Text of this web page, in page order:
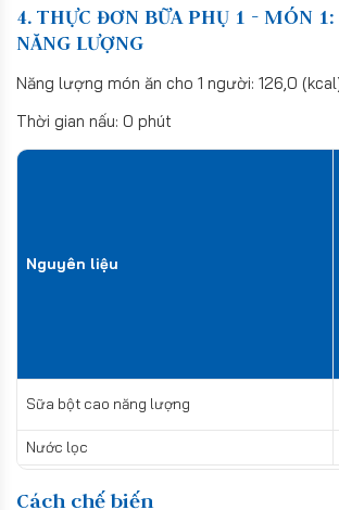
4. THỰC ĐƠN BỮA PHỤ 1 - MÓN 1:
NĂNG LƯỢNG
Năng lượng món ăn cho 1 người: 126,0
Thời gian nấu: 0 phút
Nguyên liệu
Sữa bột cao năng lượng
Nước lọc
Cách chế biến